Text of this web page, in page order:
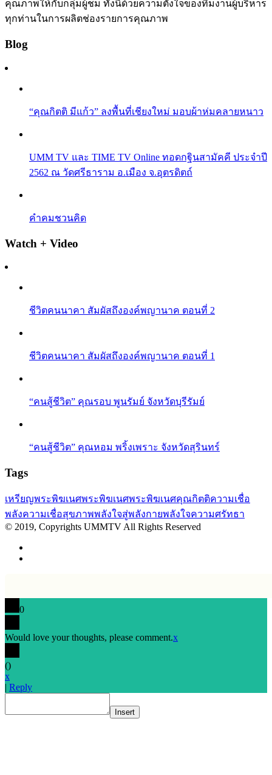
คุณภาพให้กับกลุ่มผู้ชม ทั้งนี้ด้วยความตั้งใจของทีมงานผู้บริหาร
ทุกท่านในการผลิตช่องรายการคุณภาพ
Blog
“คุณกิตติ มีแก้ว” ลงพื้นที่เชียงใหม่ มอบผ้าห่มคลายหนาว
UMM TV และ TIME TV Online ทอดกฐินสามัคคี ประจำปี
2562 ณ วัดศรีธาราม อ.เมือง จ.อุตรดิตถ์
คำคมชวนคิด
Watch + Video
ชีวิตคนนาคา สัมผัสถึงองค์พญานาค ตอนที่ 2
ชีวิตคนนาคา สัมผัสถึงองค์พญานาค ตอนที่ 1
“คนสู้ชีวิต” คุณรอบ พูนรัมย์ จังหวัดบุรีรัมย์
“คนสู้ชีวิต” คุณหอม พริ้งเพราะ จังหวัดสุรินทร์
Tags
เหรียญพระพิฆเนศพระพิฆเนศพระพิฆเนศคุณกิตติความเชื่อ
พลังความเชื่อสุขภาพพลังใจสู่พลังกายพลังใจความศรัทธา
© 2019, Copyrights UMMTV All Rights Reserved
0
Would love your thoughts, please comment.x
()
x
| Reply
Insert